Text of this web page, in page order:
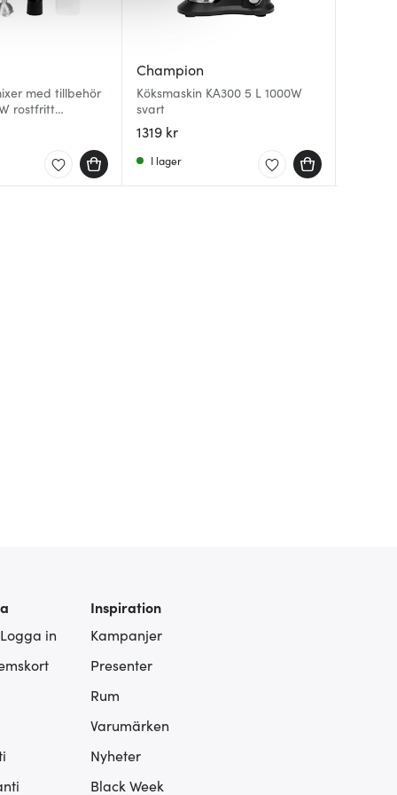
med tillbehör
rostfritt
Champion
Köksmaskin KA300 5 L 1000W
svart
1319 kr
I lager
in
Inspiration
Kampanjer
Presenter
Rum
Varumärken
Nyheter
Black Week